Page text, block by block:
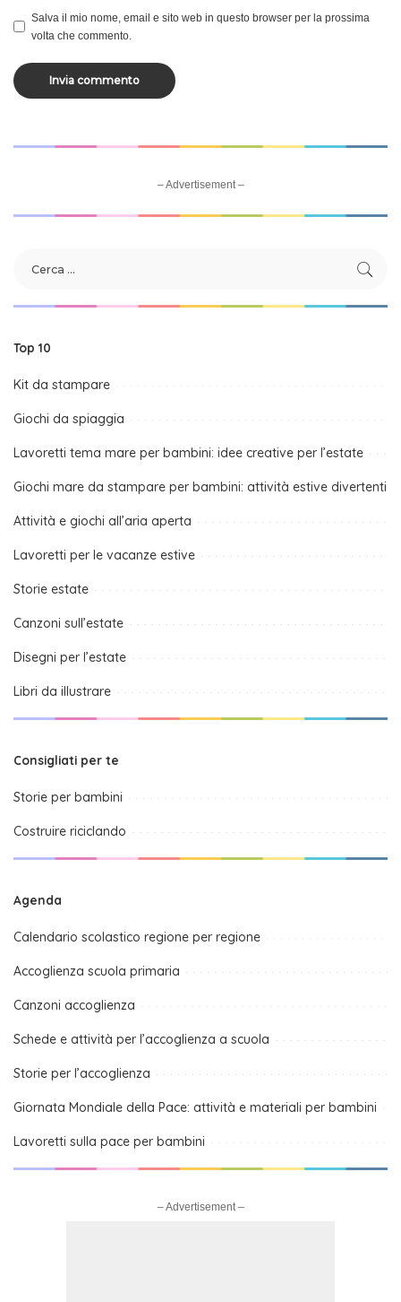
Salva il mio nome, email e sito web in questo browser per la prossima
volta che commento.
– Advertisement –
Top 10
Kit da stampare
Giochi da spiaggia
Lavoretti tema mare per bambini: idee creative per l’estate
Giochi mare da stampare per bambini: attività estive divertenti
Attività e giochi all’aria aperta
Lavoretti per le vacanze estive
Storie estate
Canzoni sull’estate
Disegni per l’estate
Libri da illustrare
Consigliati per te
Storie per bambini
Costruire riciclando
Agenda
Calendario scolastico regione per regione
Accoglienza scuola primaria
Canzoni accoglienza
Schede e attività per l’accoglienza a scuola
Storie per l’accoglienza
Giornata Mondiale della Pace: attività e materiali per bambini
Lavoretti sulla pace per bambini
– Advertisement –